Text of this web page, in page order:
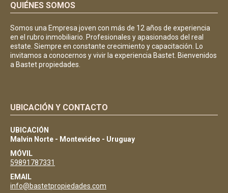
QUIÉNES SOMOS
Somos una Empresa joven con más de 12 años de experiencia
en el rubro inmobiliario. Profesionales y apasionados del real
estate. Siempre en constante crecimiento y capacitación. Lo
invitamos a conocernos y vivir la experiencia Bastet. Bienvenidos
a Bastet propiedades.
UBICACIÓN Y CONTACTO
UBICACIÓN
Malvin Norte - Montevideo - Uruguay
MÓVIL
59891787331
EMAIL
info@bastetpropiedades.com